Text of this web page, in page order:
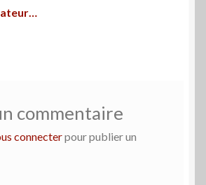
commentaire
connecterpour publier un